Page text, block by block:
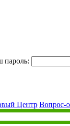
пароль:
Центр Вопрос-